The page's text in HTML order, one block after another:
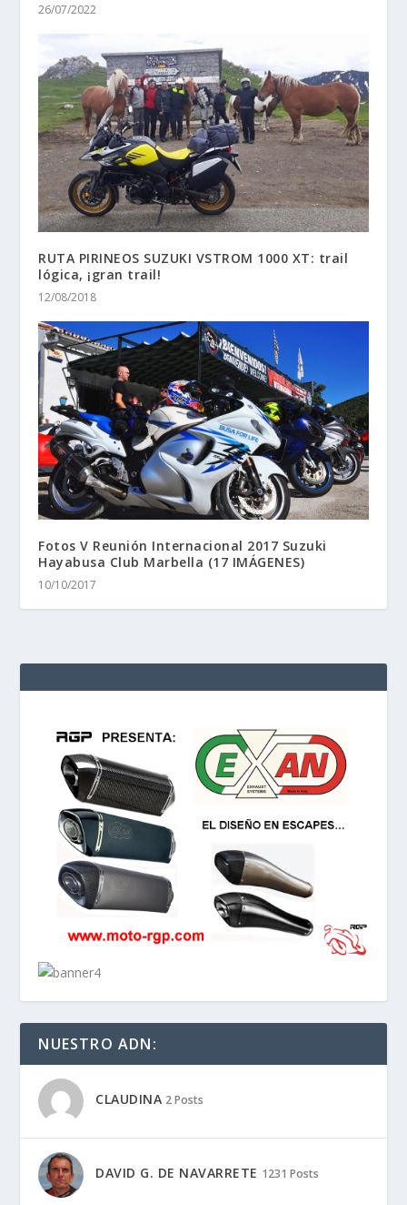
26/07/2022
RUTA PIRINEOS SUZUKI VSTROM 1000 XT: trail
lógica, ¡gran trail!
12/08/2018
Fotos V Reunión Internacional 2017 Suzuki
Hayabusa Club Marbella (17 IMÁGENES)
10/10/2017
NUESTRO ADN:
CLAUDINA 2 Posts
DAVID G. DE NAVARRETE 1231 Posts